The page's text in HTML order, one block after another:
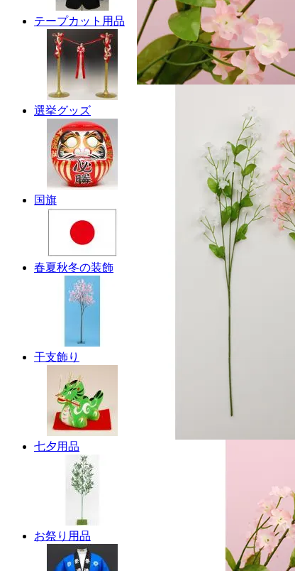
テープカット用品
選挙グッズ
国旗
春夏秋冬の装飾
干支飾り
七夕用品
お祭り用品